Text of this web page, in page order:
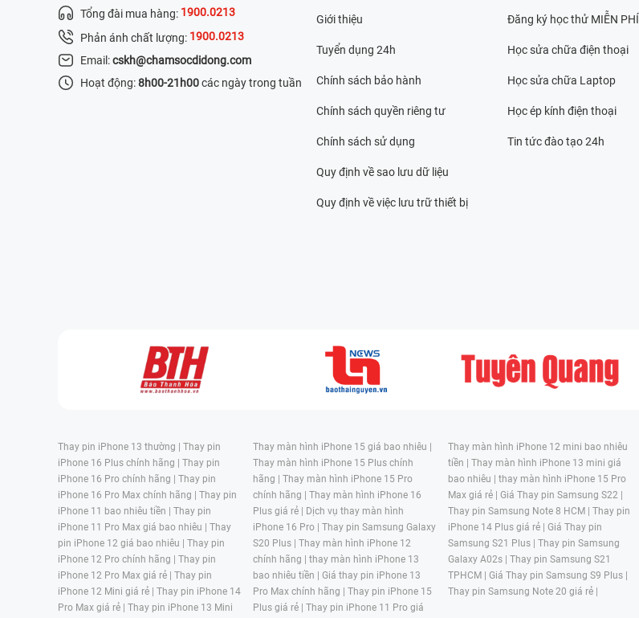
Tổng đài mua hàng: 1900.0213
Phản ánh chất lượng: 1900.0213
Email:cskh@chamsocdidong.com
Hoạt động:8h00-21h00các ngày trong tuần
Giới thiệu
Tuyển dụng 24h
Chính sách bảo hành
Chính sách quyền riêng tư
Chính sách sử dụng
Quy định về sao lưu dữ liệu
Quy định về việc lưu trữ thiết bị
Đăng ký học thử MIỄN PHÍ
Học sửa chữa điện thoại
Học sửa chữa Laptop
Học ép kính điện thoại
Tin tức đào tạo 24h
Thay pin iPhone 13 thường | Thay pin
iPhone 16 Plus chính hãng | Thay pin
iPhone 16 Pro chính hãng | Thay pin
iPhone 16 Pro Max chính hãng | Thay pin
iPhone 11 bao nhiêu tiền | Thay pin
iPhone 11 Pro Max giá bao nhiêu | Thay
pin iPhone 12 giá bao nhiêu | Thay pin
iPhone 12 Pro chính hãng | Thay pin
iPhone 12 Pro Max giá rẻ | Thay pin
iPhone 12 Mini giá rẻ | Thay pin iPhone 14
Pro Max giá rẻ | Thay pin iPhone 13 Mini
Thay màn hình iPhone 15 giá bao nhiêu |
Thay màn hình iPhone 15 Plus chính
hãng | Thay màn hình iPhone 15 Pro
chính hãng | Thay màn hình iPhone 16
Plus giá rẻ | Dịch vụ thay màn hình
iPhone 16 Pro | Thay pin Samsung Galaxy
S20 Plus | Thay màn hình iPhone 12
chính hãng | thay màn hình iPhone 13
bao nhiêu tiền | Giá thay pin iPhone 13
Pro Max chính hãng | Thay pin iPhone 15
Plus giá rẻ | Thay pin iPhone 11 Pro giá
Thay màn hình iPhone 12 mini bao nhiêu
tiền | Thay màn hình iPhone 13 mini giá
bao nhiêu | thay màn hình iPhone 15 Pro
Max giá rẻ | Giá Thay pin Samsung S22 |
Thay pin Samsung Note 8 HCM | Thay pin
iPhone 14 Plus giá rẻ | Giá Thay pin
Samsung S21 Plus | Thay pin Samsung
Galaxy A02s | Thay pin Samsung S21
TPHCM | Giá Thay pin Samsung S9 Plus |
Thay pin Samsung Note 20 giá rẻ |